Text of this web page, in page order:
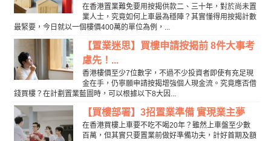
在香港置業難免要用按揭供款二、三十年，對於尚未置
業人士，究竟如何上車最為穩陣？其實懂得用按揭計數
最緊要，今日就以一個樓價400萬的單位為例，...
【置業迷思】買樓申請按揭前 8件大事考
慮先！...
香港樓價至少7位數字，不過不少投資者即使有充足現
金在手，仍寧願申請按揭增強個人現金流。究竟應否借
錢買樓？在計劃置業藍圖時，可以根據以下8大因...
【買樓部署】3招置業準備 實現業主夢
在香港買樓上車要不吃不喝20年？雖然上車盤至少數
百萬，但其實只要置業前做好準備功夫，計好首期及額